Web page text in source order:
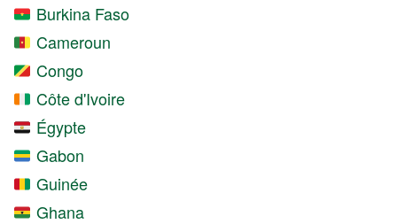
Burkina Faso
Cameroun
Congo
Côte d'Ivoire
Égypte
Gabon
Guinée
Ghana